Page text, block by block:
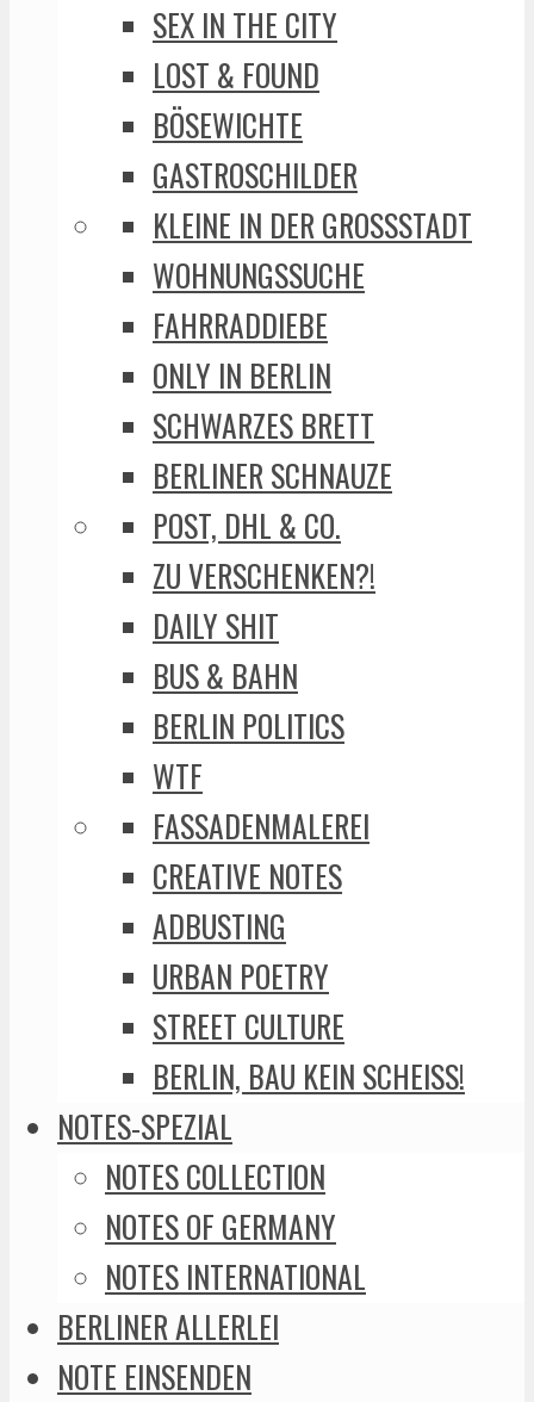
SEX IN THE CITY
LOST & FOUND
BÖSEWICHTE
GASTROSCHILDER
KLEINE IN DER GROSSSTADT
WOHNUNGSSUCHE
FAHRRADDIEBE
ONLY IN BERLIN
SCHWARZES BRETT
BERLINER SCHNAUZE
POST, DHL & CO.
ZU VERSCHENKEN?!
DAILY SHIT
BUS & BAHN
BERLIN POLITICS
WTF
FASSADENMALEREI
CREATIVE NOTES
ADBUSTING
URBAN POETRY
STREET CULTURE
BERLIN, BAU KEIN SCHEISS!
NOTES-SPEZIAL
NOTES COLLECTION
NOTES OF GERMANY
NOTES INTERNATIONAL
BERLINER ALLERLEI
NOTE EINSENDEN